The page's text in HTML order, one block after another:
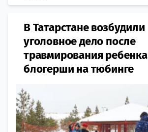
В Татарстане возбудили
уголовное дело после
травмирования ребенка
блогерши на тюбинге